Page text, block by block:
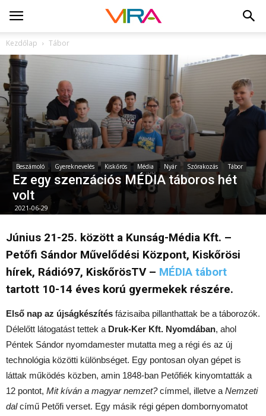
Kezdőlap Tábor
Beszámoló Gyereknevelés Kiskőrös Média Nyár Szórakozás Tábor
Ez egy szenzációs MÉDIA táboros hét
volt
2021-06-29
Június 21-25. között a Kunság-Média Kft. –
Petőfi Sándor Művelődési Központ, Kiskőrösi
hírek, Rádió97, KiskőrösTV – MÉDIA tábort
tartott 10-14 éves korú gyermekek részére.
Első nap az újságkészítés fázisaiba pillanthattak be a táborozók.
Délelőtt látogatást tettek a Druk-Ker Kft. Nyomdában, ahol
Péntek Sándor nyomdamester mutatta meg a régi és az új
technológia közötti különbséget. Egy pontosan olyan gépet is
láttak működés közben, amin 1848-ban Petőfiék kinyomtatták a
12 pontot, Mit kíván a magyar nemzet?címmel, illetve a Nemzeti
dalcímű Petőfi verset. Egy másik régi gépen dombornyomatot